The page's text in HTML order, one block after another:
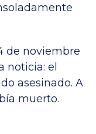
de noviembre
noticia: el
asesinado. A
muerto.